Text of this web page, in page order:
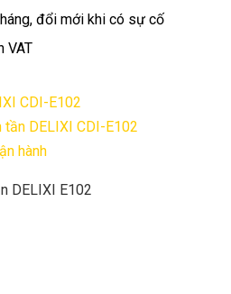
đổi mới khi có sự cố
VAT
CDI-E102
tần DELIXI CDI-E102
hành
DELIXI E102